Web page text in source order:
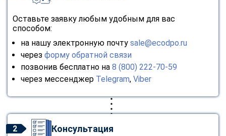
Оставьте заявку любым удобным для вас
способом:
на нашу электронную почту sale@ecodpo.ru
через форму обратной связи
позвонив бесплатно на 8 (800) 222-70-59
через мессенджер Telegram, Viber
2 Консультация